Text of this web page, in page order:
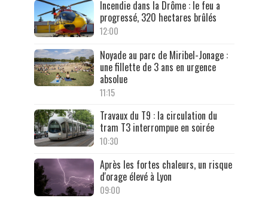
Incendie dans la Drôme : le feu a
progressé, 320 hectares brûlés
12:00
Noyade au parc de Miribel-Jonage :
une fillette de 3 ans en urgence
absolue
11:15
Travaux du T9 : la circulation du
tram T3 interrompue en soirée
10:30
Après les fortes chaleurs, un risque
d'orage élevé à Lyon
09:00